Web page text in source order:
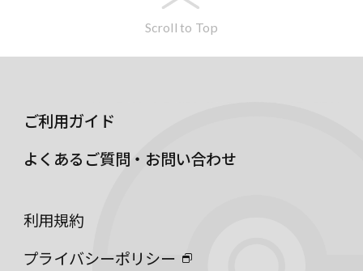
Scroll to Top
ご利用ガイド
よくあるご質問・お問い合わせ
利用規約
プライバシーポリシー